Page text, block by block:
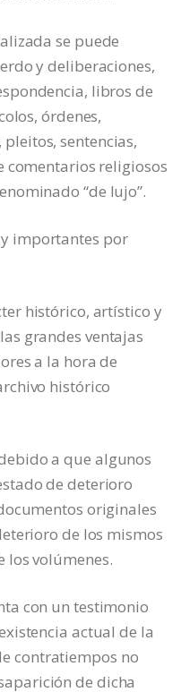
se puede
y deliberaciones,
libros de
órdenes,
sentencias,
religiosos
“de lujo”.
importantes por
histórico, artístico y
grandes ventajas
a la hora de
histórico
a que algunos
de deterioro
originales
de los mismos
los volúmenes.
con un testimonio
actual de la
contratiempos no
de dicha